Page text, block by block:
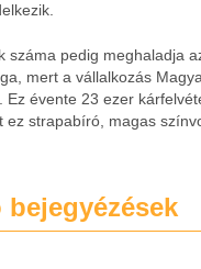
száma pedig meghaladja
mert a vállalkozás
Ez évente 23 ezer
ez strapabíró, magas
bejegyézések